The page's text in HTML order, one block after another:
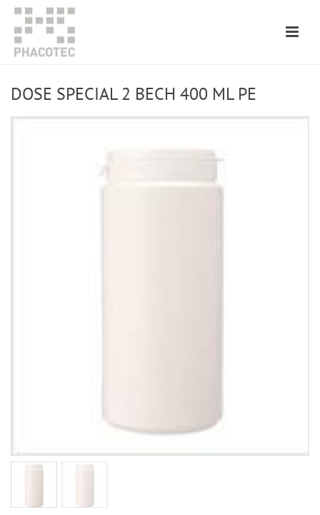
DOSE SPECIAL 2 BECH 400 ML PE